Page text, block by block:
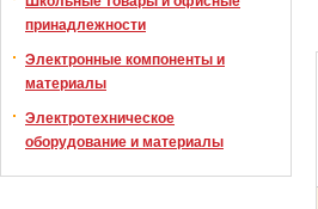
принадлежности
Электронные компоненты и
материалы
Электротехническое
оборудование и материалы